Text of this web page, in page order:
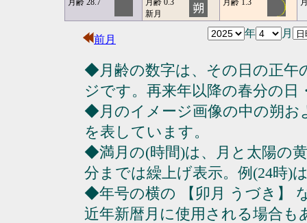
月齢 28.7
月齢 0.3
新月
月齢 1.3
前月
年 月
◆月齢の数字は、その日の正午
ジです。再来年以降の春分の日
◆月のイメージ画像の中の朔
を表しています。
◆満月の(時間)は、月と太陽の
分までは繰上げ表示。例(24時)
◆年号の横の 【卯月 うづき】
近年新暦月に使用される場合も